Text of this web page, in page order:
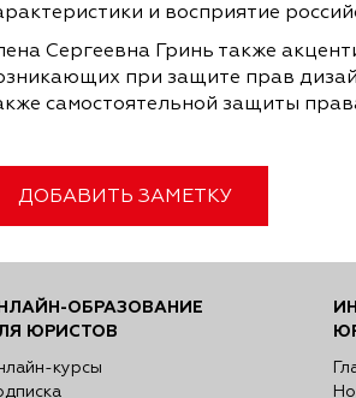
и восприятие
Сергеевна Гринь также
при защите прав
самостоятельной защиты
ДОБАВИТЬ ЗАМЕТКУ
ОБРАЗОВАНИЕ
ЮРИСТОВ
курсы